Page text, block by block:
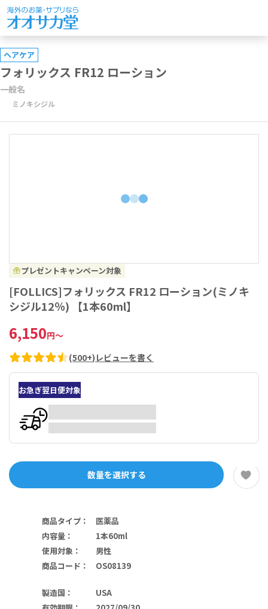
ヘアケア
フォリックス FR12 ローション
一般名
ミノキシジル
プレゼントキャンペーン対象
[FOLLICS]フォリックス FR12 ローション(ミノキ
シジル12％) 【1本60ml】
6,150円～
(500+) レビューを書く
お急ぎ翌日便対象
数量を選択する
商品タイプ ：
医薬品
内容量 ：
1本60ml
使用対象 ：
男性
商品コード ： OS08139
製造国 ：
USA